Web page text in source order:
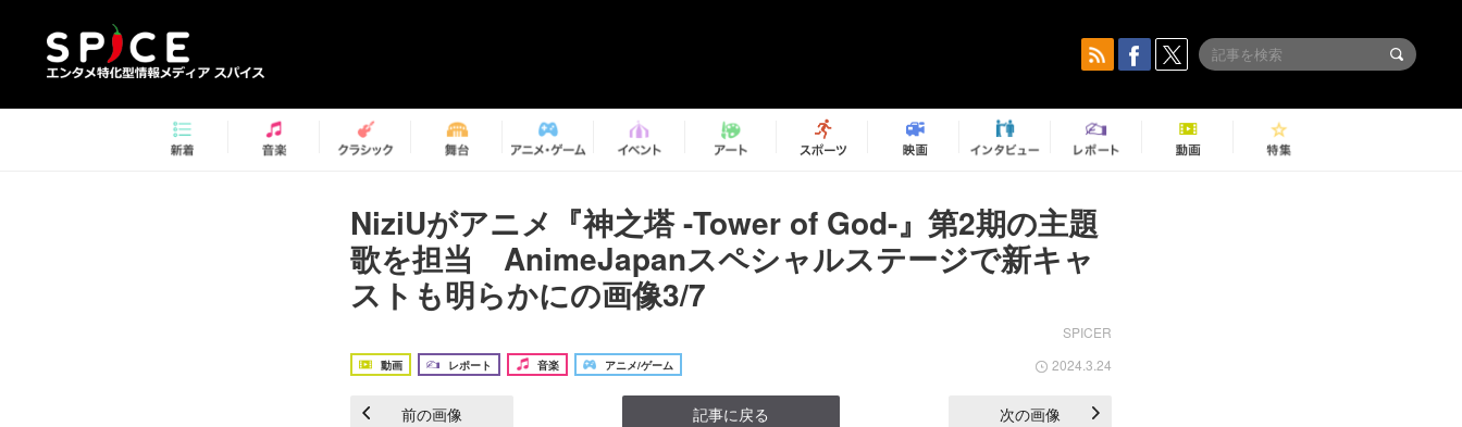
NiziUがアニメ『神之塔 -Tower of God-』第2期の主題
歌を担当 AnimeJapanスペシャルステージで新キャ
ストも明らかにの画像3/7
SPICER
動画 レポート 音楽 アニメ/ゲーム 2024.3.24
前の画像 記事に戻る 次の画像